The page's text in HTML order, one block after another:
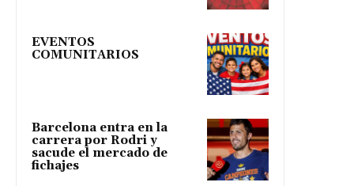
EVENTOS
COMUNITARIOS
Barcelona entra en la
carrera por Rodri y
sacude el mercado de
fichajes